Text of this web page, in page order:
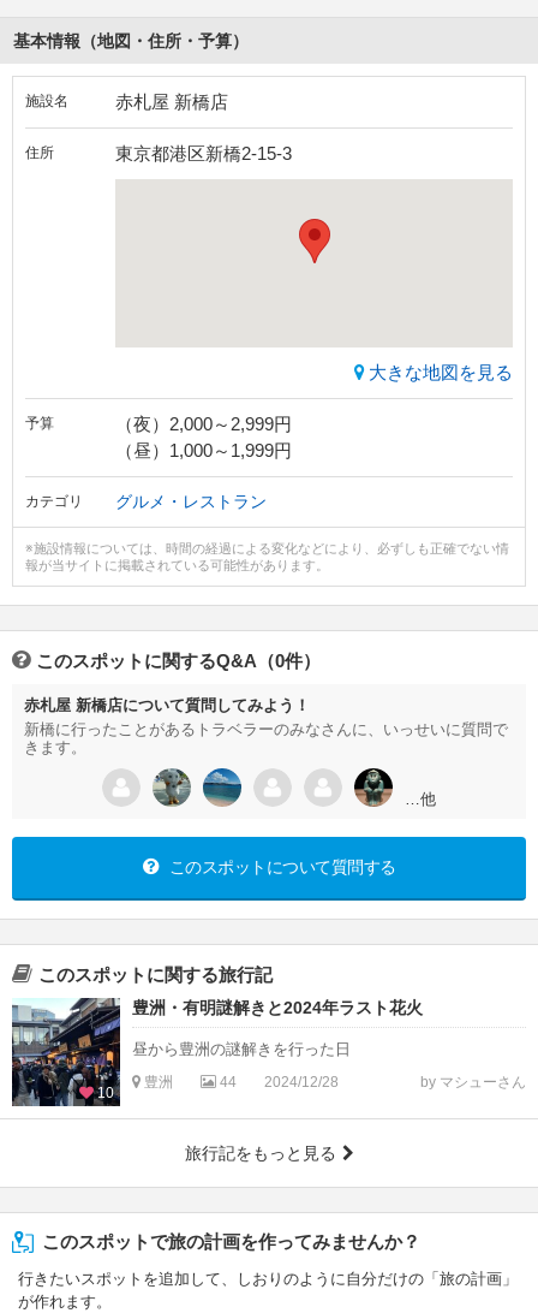
基本情報（地図・住所・予算）
施設名 赤札屋 新橋店
住所 東京都港区新橋2-15-3
大きな地図を見る
予算
（夜）2,000～2,999円
（昼）1,000～1,999円
カテゴリ グルメ・レストラン
※施設情報については、時間の経過による変化などにより、必ずしも正確でない情
報が当サイトに掲載されている可能性があります。
このスポットに関するQ&A（0件）
赤札屋 新橋店について質問してみよう！
新橋に行ったことがあるトラベラーのみなさんに、いっせいに質問で
きます。
…他
このスポットについて質問する
このスポットに関する旅行記
10
豊洲・有明謎解きと2024年ラスト花火
昼から豊洲の謎解きを行った日
豊洲 44 2024/12/28 by マシューさん
旅行記をもっと見る
このスポットで旅の計画を作ってみませんか？
行きたいスポットを追加して、しおりのように自分だけの「旅の計画」
が作れます。